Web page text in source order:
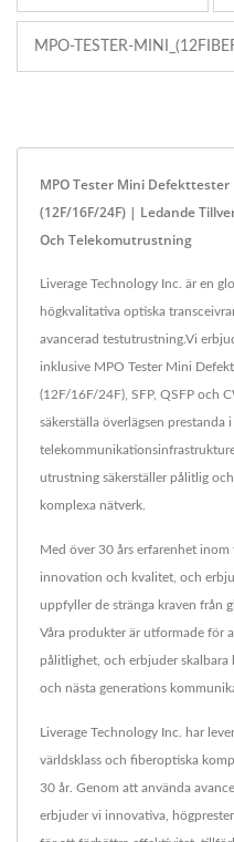
MPO-TESTER-
MPO Tester Mini
(12F/16F/24F) | Ledande
Och Telekomutrustning
Liverage Technology Inc. är en
högkvalitativa optiska
avancerad testutrustning.Vi
inklusive MPO Tester Mini
(12F/16F/24F), SFP, QSFP och
säkerställa överlägsen prestanda
utrustning säkerställer pålitlig
komplexa nätverk.
Med över 30 års erfarenhet
innovation och kvalitet, och
uppfyller de stränga kraven från
Våra produkter är utformade för
pålitlighet, och erbjuder
och nästa generations
Liverage Technology Inc. har
världsklass och fiberoptiska
30 år. Genom att använda
erbjuder vi innovativa,